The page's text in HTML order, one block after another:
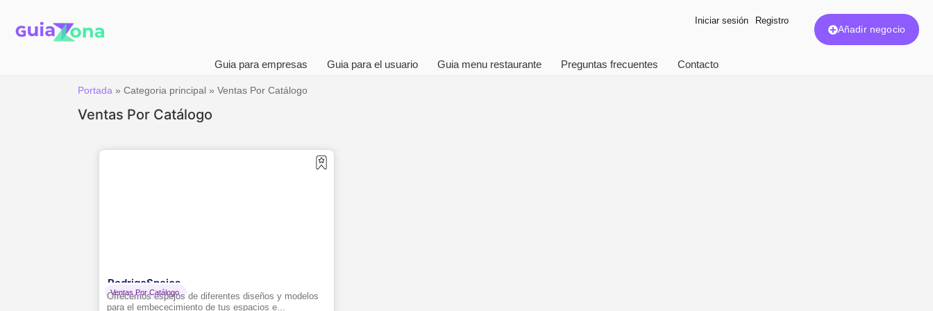
Iniciar sesión Registro
Añadir negocio
Guia para empresas Guia para el usuario Guia menu restaurante Preguntas frecuentes Contacto
Portada » Categoria principal » Ventas Por Catálogo
Ventas Por Catálogo
RodrigoSpejos
Ventas Por Catálogo
Ofrecemos espejos de diferentes diseños y modelos
para el embececimiento de tus espacios e...